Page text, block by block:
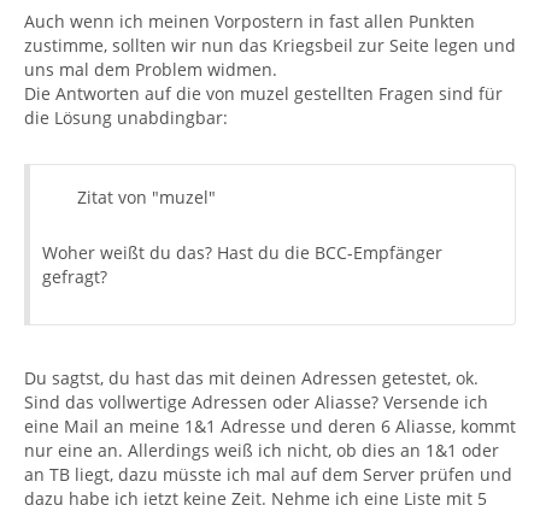
Auch wenn ich meinen Vorpostern in fast allen Punkten
zustimme, sollten wir nun das Kriegsbeil zur Seite legen und
uns mal dem Problem widmen.
Die Antworten auf die von muzel gestellten Fragen sind für
die Lösung unabdingbar:
Zitat von "muzel"
Woher weißt du das? Hast du die BCC-Empfänger
gefragt?
Du sagtst, du hast das mit deinen Adressen getestet, ok.
Sind das vollwertige Adressen oder Aliasse? Versende ich
eine Mail an meine 1&1 Adresse und deren 6 Aliasse, kommt
nur eine an. Allerdings weiß ich nicht, ob dies an 1&1 oder
an TB liegt, dazu müsste ich mal auf dem Server prüfen und
dazu habe ich jetzt keine Zeit. Nehme ich eine Liste mit 5